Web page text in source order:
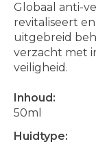
Globaal anti-
revitaliseert
uitgebreid
verzacht met
veiligheid.
Inhoud:
50ml
Huidtype: